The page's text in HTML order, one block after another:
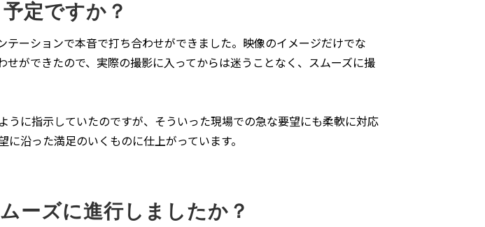
定ですか？
ーションで本音で打ち合わせができました。映像のイメージだけでな
ができたので、実際の撮影に入ってからは迷うことなく、スムーズに撮
に指示していたのですが、そういった現場での急な要望にも柔軟に対応
沿った満足のいくものに仕上がっています。
ーズに進行しましたか？